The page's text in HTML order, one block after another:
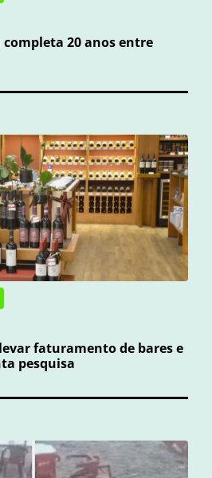
20 anos entre
faturamento de bares e
pesquisa